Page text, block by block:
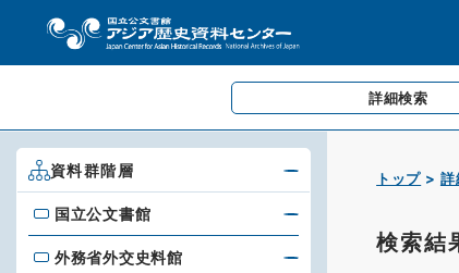
詳細検索
トップ 詳
検索結
資料群階層
国立公文書館
国立公文書館
外務省外交史料館
外務省外交史料館